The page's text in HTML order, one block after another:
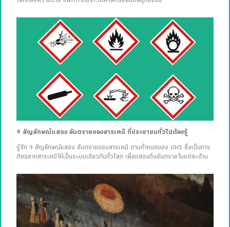
9 สัญลักษณ์แสดง อันตรายของสารเคมี ที่ประชาชนทั่วไปต้องรู้
รู้จัก 9 สัญลักษณ์แสดง อันตรายของสารเคมี ตามกำหนดของ GHS ซึ่งเป็นการ
ติดฉลากสารเคมีให้เป็นระบบเดียวกันทั่วโลก เพื่อแสดงถึงอันตรายในแต่ละด้าน